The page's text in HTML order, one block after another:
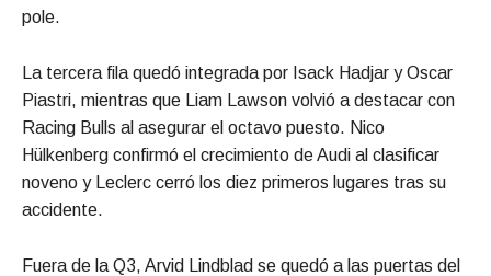
pole.
La tercera fila quedó integrada por Isack Hadjar y Oscar
Piastri, mientras que Liam Lawson volvió a destacar con
Racing Bulls al asegurar el octavo puesto. Nico
Hülkenberg confirmó el crecimiento de Audi al clasificar
noveno y Leclerc cerró los diez primeros lugares tras su
accidente.
Fuera de la Q3, Arvid Lindblad se quedó a las puertas del